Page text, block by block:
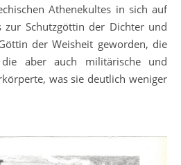
Athenekultes in sich auf
Schutzgöttin der Dichter und
der Weisheit geworden, die
aber auch militärische und
was sie deutlich weniger